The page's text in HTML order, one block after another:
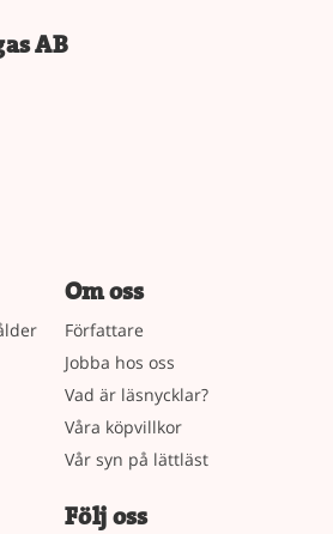
AB
Om oss
Författare
Jobba hos oss
Vad är läsnycklar?
Våra köpvillkor
Vår syn på lättläst
Följ oss